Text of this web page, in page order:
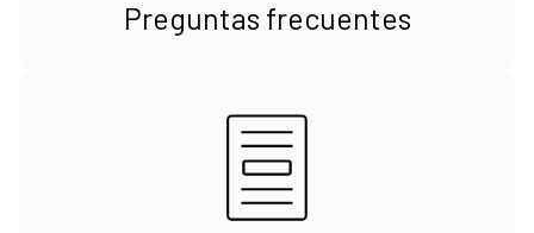
Preguntas frecuentes